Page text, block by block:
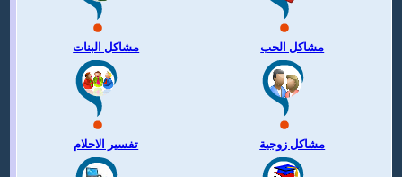
مشاكل البنات مشاكل الحب
تفسير الاحلام مشاكل زوجية